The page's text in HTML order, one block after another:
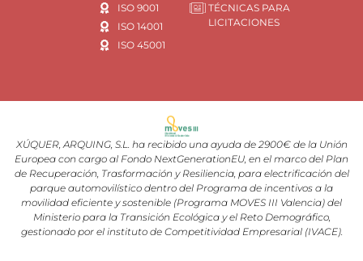
ISO 9001
ISO 14001
ISO 45001
TÉCNICAS PARA
LICITACIONES
XÚQUER, ARQUING, S.L. ha recibido una ayuda de 2900€ de la Unión
Europea con cargo al Fondo NextGenerationEU, en el marco del Plan
de Recuperación, Trasformación y Resiliencia, para electrificación del
parque automovilístico dentro del Programa de incentivos a la
movilidad eficiente y sostenible (Programa MOVES III Valencia) del
Ministerio para la Transición Ecológica y el Reto Demográfico,
gestionado por el instituto de Competitividad Empresarial (IVACE).